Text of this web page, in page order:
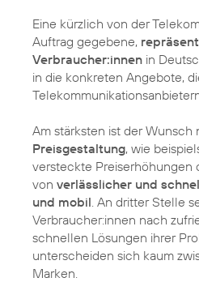
Eine kürzlich von der
Auftrag gegebene,
Verbraucher:innen in
in die konkreten Angebote,
Am stärksten ist der Wunsch
Preisgestaltung, wie
versteckte Preiserhöhungen
von verlässlicher und
und mobil . An dritter Stelle
Verbraucher:innen nach
schnellen Lösungen ihrer
unterscheiden sich kaum
Marken.